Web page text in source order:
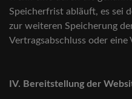
Speicherfrist abläuft, es sei
zur weiteren Speicherung
Vertragsabschluss oder
IV. Bereitstellung der